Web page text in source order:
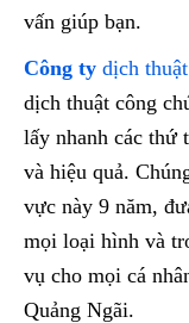
vấn giúp bạn.
Công ty dịch
dịch thuật công
lấy nhanh các thứ
và hiệu quả.
vực này 9 năm,
mọi loại hình và
vụ cho mọi cá
Quảng Ngãi.